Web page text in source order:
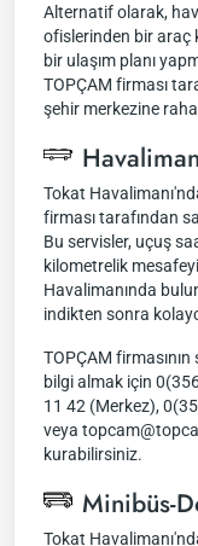
Alternatif olarak,
ofislerinden bir araç
bir ulaşım planı
TOPÇAM firması
şehir merkezine
Tokat
firması tarafından
Bu servisler, uçuş
kilometrelik
Havalimanında
indikten sonra
TOPÇAM
bilgi almak için
11 42 (Merkez),
veya
kurabilirsiniz.
Minibüs-
Tokat